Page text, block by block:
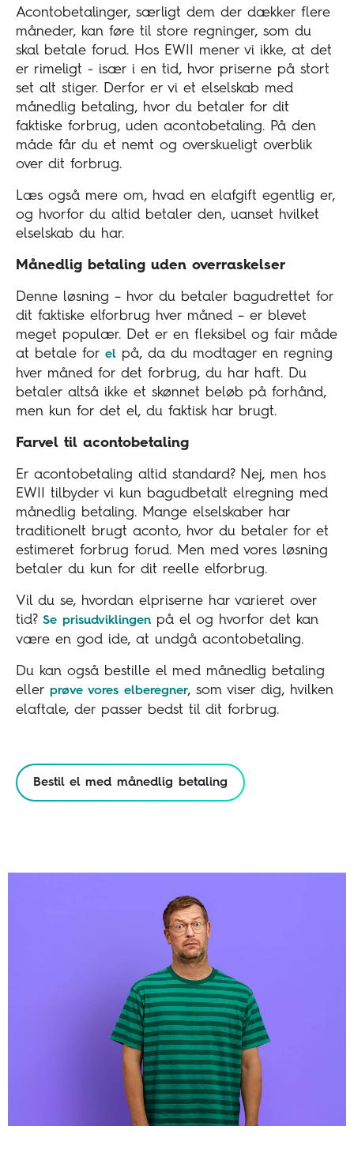
Acontobetalinger, særligt dem der dækker flere
måneder, kan føre til store regninger, som du
skal betale forud. Hos EWII mener vi ikke, at det
er rimeligt - især i en tid, hvor priserne på stort
set alt stiger. Derfor er vi et elselskab med
månedlig betaling, hvor du betaler for dit
faktiske forbrug, uden acontobetaling. På den
måde får du et nemt og overskueligt overblik
over dit forbrug.
Læs også mere om, hvad en elafgift egentlig er,
og hvorfor du altid betaler den, uanset hvilket
elselskab du har.
Månedlig betaling uden overraskelser
Denne løsning – hvor du betaler bagudrettet for
dit faktiske elforbrug hver måned – er blevet
meget populær. Det er en fleksibel og fair måde
at betale for el på, da du modtager en regning
hver måned for det forbrug, du har haft. Du
betaler altså ikke et skønnet beløb på forhånd,
men kun for det el, du faktisk har brugt.
Farvel til acontobetaling
Er acontobetaling altid standard? Nej, men hos
EWII tilbyder vi kun bagudbetalt elregning med
månedlig betaling. Mange elselskaber har
traditionelt brugt aconto, hvor du betaler for et
estimeret forbrug forud. Men med vores løsning
betaler du kun for dit reelle elforbrug.
Vil du se, hvordan elpriserne har varieret over
tid? Se prisudviklingen på el og hvorfor det kan
være en god ide, at undgå acontobetaling.
Du kan også bestille el med månedlig betaling
eller prøve vores elberegner, som viser dig, hvilken
elaftale, der passer bedst til dit forbrug.
Bestil el med månedlig betaling